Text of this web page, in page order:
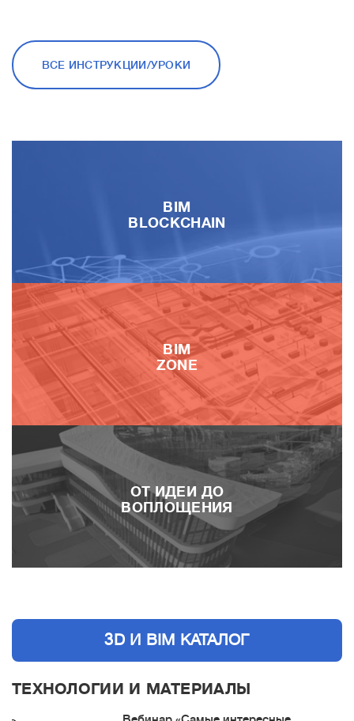
ВСЕ ИНСТРУКЦИИ/УРОКИ
BIM
BLOCKCHAIN
BIM
ZONE
ОТ ИДЕИ ДО
ВОПЛОЩЕНИЯ
3D И BIM КАТАЛОГ
ТЕХНОЛОГИИ И МАТЕРИАЛЫ